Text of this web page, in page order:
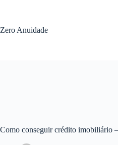
conteúdo
Zero Anuidade
Como conseguir crédito imobiliário